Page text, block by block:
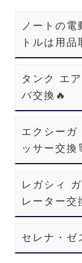
ノートの
トルは用
タンク エ
バ交換🔥
エクシーガ
ッサー交換
レガシィ
レーター交
セレナ・